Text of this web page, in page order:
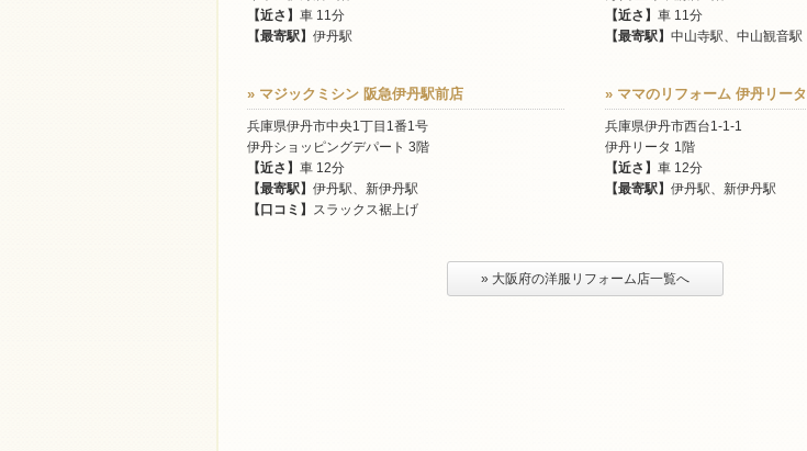
【近さ】 車 11分
【最寄駅】 伊丹駅
【近さ】 車 11分
【最寄駅】 中山寺駅、中山観音駅
» マジックミシン 阪急伊丹駅前店
兵庫県伊丹市中央1丁目1番1号
伊丹ショッピングデパート 3階
【近さ】 車 12分
【最寄駅】 伊丹駅、新伊丹駅
【口コミ】 スラックス裾上げ
» ママのリフォーム 伊丹リータ
兵庫県伊丹市西台1-1-1
伊丹リータ 1階
【近さ】 車 12分
【最寄駅】 伊丹駅、新伊丹駅
» 大阪府の洋服リフォーム店一覧へ